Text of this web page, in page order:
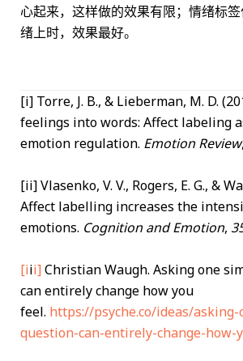
心起来，这样做的效果有限；情绪标
绪上时，效果最好。
[i] Torre, J. B., & Lieberman, M. D.
feelings into words: Affect labeling
emotion regulation. Emotion Review,
[ii] Vlasenko, V. V., Rogers, E. G., &
Affect labelling increases the
emotions. Cognition and Emotion,
[iii]Christian Waugh. Asking one
can entirely change how you
feel. https://psyche.co/ideas/asking-
question-can-entirely-change-how-